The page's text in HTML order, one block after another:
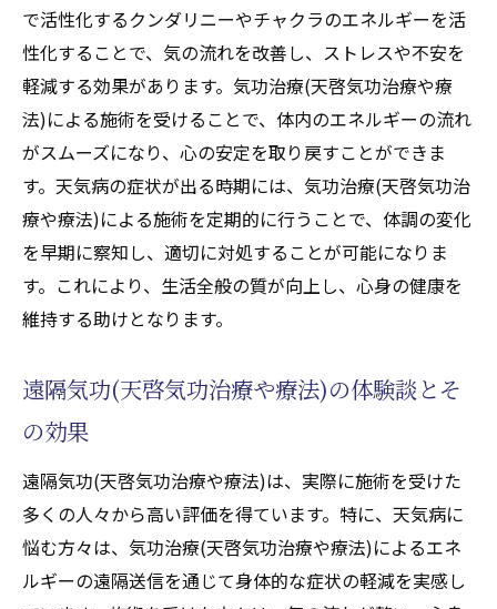
で活性化するクンダリニーやチャクラのエネルギーを活
性化することで、気の流れを改善し、ストレスや不安を
軽減する効果があります。気功治療(天啓気功治療や療
法)による施術を受けることで、体内のエネルギーの流れ
がスムーズになり、心の安定を取り戻すことができま
す。天気病の症状が出る時期には、気功治療(天啓気功治
療や療法)による施術を定期的に行うことで、体調の変化
を早期に察知し、適切に対処することが可能になりま
す。これにより、生活全般の質が向上し、心身の健康を
維持する助けとなります。
遠隔気功(天啓気功治療や療法)の体験談とそ
の効果
遠隔気功(天啓気功治療や療法)は、実際に施術を受けた
多くの人々から高い評価を得ています。特に、天気病に
悩む方々は、気功治療(天啓気功治療や療法)によるエネ
ルギーの遠隔送信を通じて身体的な症状の軽減を実感し